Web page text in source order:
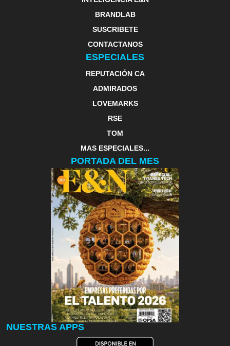
BRANDLAB
SUSCRIBETE
CONTACTANOS
ESPECIALES
REPUTACIÓN CA
ADMIRADOS
LOVEMARKS
RSE
TOM
MAS ESPECIALES...
PORTADA DEL MES
NUESTRAS APPS